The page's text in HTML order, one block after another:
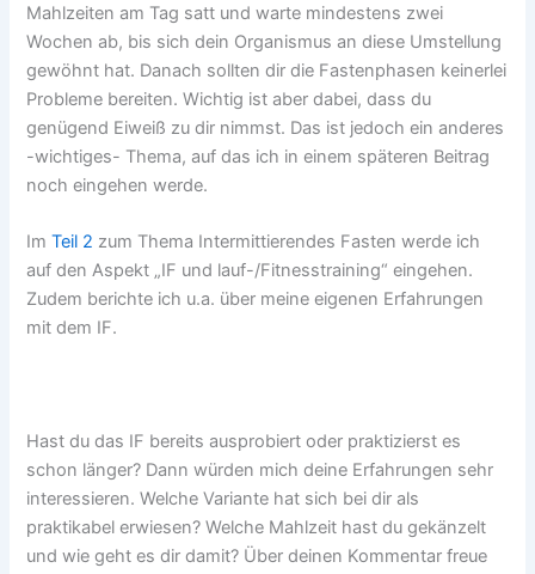
Mahlzeiten am Tag satt und warte mindestens zwei
Wochen ab, bis sich dein Organismus an diese Umstellung
gewöhnt hat. Danach sollten dir die Fastenphasen keinerlei
Probleme bereiten. Wichtig ist aber dabei, dass du
genügend Eiweiß zu dir nimmst. Das ist jedoch ein anderes
-wichtiges- Thema, auf das ich in einem späteren Beitrag
noch eingehen werde.
ImTeil 2 zum Thema Intermittierendes Fasten werde ich
auf den Aspekt „IF und lauf-/Fitnesstraining“ eingehen.
Zudem berichte ich u.a. über meine eigenen Erfahrungen
mit dem IF.
Hast du das IF bereits ausprobiert oder praktizierst es
schon länger? Dann würden mich deine Erfahrungen sehr
interessieren. Welche Variante hat sich bei dir als
praktikabel erwiesen? Welche Mahlzeit hast du gekänzelt
und wie geht es dir damit? Über deinen Kommentar freue